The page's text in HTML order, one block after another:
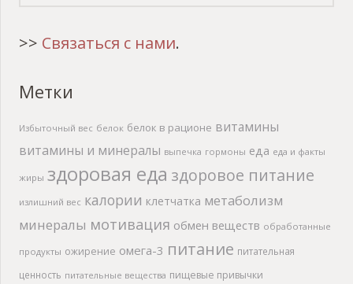
>> Связаться с нами.
Метки
Избыточный вес белок белок в рационе витамины
витамины и минералы выпечка гормоны еда еда и факты
жиры здоровая еда здоровое питание
излишний вес калории клетчатка метаболизм
минералы мотивация обмен веществ обработанные
продукты ожирение омега-3 питание питательная
ценность питательные вещества пищевые привычки